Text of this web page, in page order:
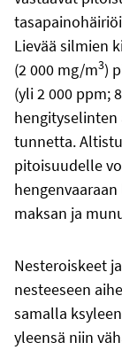
Lievää silmien
(2 000 mg/m3)
(yli 2 000 ppm;
tunnetta.
pitoisuudelle
maksan ja
Nesteroiskeet
nesteeseen
samalla
yleensä niin